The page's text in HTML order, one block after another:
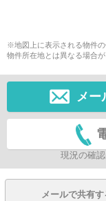
※地図上に表示される物件
物件所在地とは異なる場合が
メー
現況の確
メールで共有す